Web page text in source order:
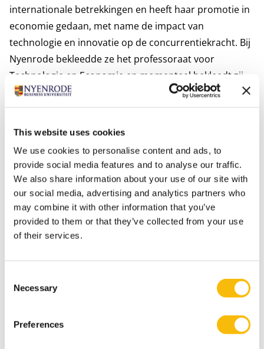
This website uses cookies
We use cookies to personalise content and ads, to
provide social media features and to analyse our traffic.
We also share information about your use of our site with
our social media, advertising and analytics partners who
may combine it with other information that you’ve
provided to them or that they’ve collected from your use
of their services.
Selection
Necessary
Preferences
internationale betrekkingen en heeft haar promotie in
economie gedaan, met name de impact van
technologie en innovatie op de concurrentiekracht. Bij
Nyenrode bekleedde ze het professoraat voor
Technologie en Economie en momenteel bekleedt zij
het professoraat Strategie en
Transformatiemanagement. Bij Nyenrode is
Interesses
Roobeek heeft veel interesse in het organiseren van
reizen over de hele wereld, fietsen, gezond koken,
gesprekken en het ontmoeten van mensen.
Meest relevante publicaties
Collaboration in ecoystems to unleash radical
Responsible Business.. Making strategic decisions to
London, 2018.